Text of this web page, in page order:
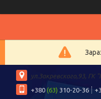
ул.Закревского,93, ГК
+380 (63) 310-20-36